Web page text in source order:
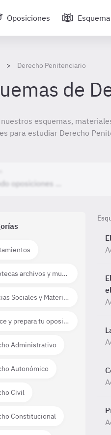
Oposiciones
Derecho Penitenciario
de
esquemas,
para estudiar Derecho
Bibliotecas archivos y museos
Ciencias Sociales y Materias técnico científicas
Conoce y prepara tu oposición
Administrativo
Autonómico
Civil
Constitucional